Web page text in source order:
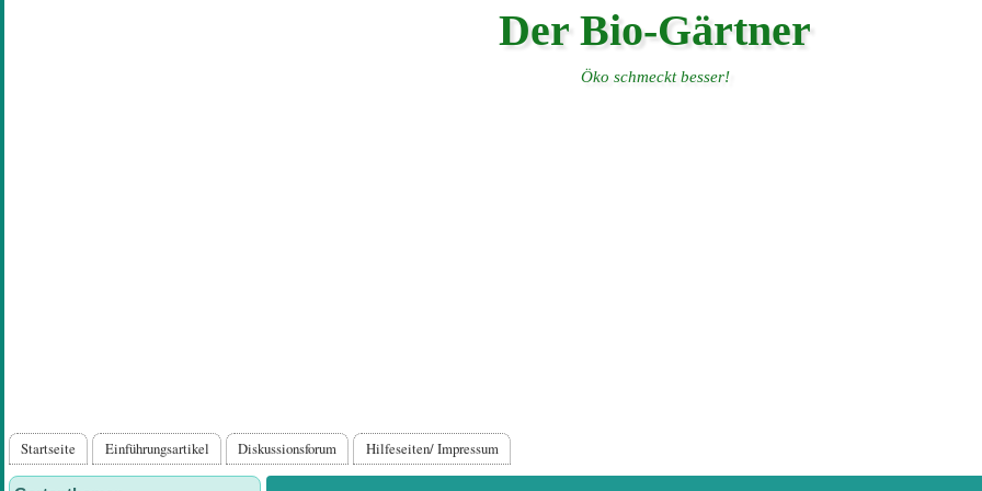
Der Bio-Gärtner
Öko schmeckt besser!
Hauptnavigation
Startseite Einführungsartikel Diskussionsforum Hilfeseiten/ Impressum